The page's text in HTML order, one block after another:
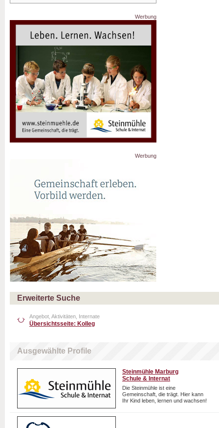
Werbung
Werbung
Erweiterte Suche
Angebot, Aktivitäten, Internate
Übersichtsseite: Kolleg
Ausgewählte Profile
Steinmühle Marburg
Schule & Internat
Die Steinmühle ist eine
Gemeinschaft, die trägt. Hier kann
Ihr Kind leben, lernen und wachsen!